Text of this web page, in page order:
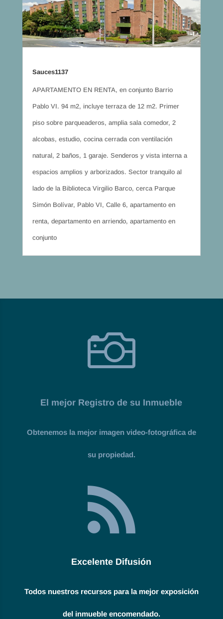
Sauces1137
APARTAMENTO EN RENTA, en conjunto Barrio
Pablo VI. 94 m2, incluye terraza de 12 m2. Primer
piso sobre parqueaderos, amplia sala comedor, 2
alcobas, estudio, cocina cerrada con ventilación
natural, 2 baños, 1 garaje. Senderos y vista interna a
espacios amplios y arborizados. Sector tranquilo al
lado de la Biblioteca Virgilio Barco, cerca Parque
Simón Bolívar, Pablo VI, Calle 6, apartamento en
renta, departamento en arriendo, apartamento en
conjunto

El mejor Registro de su Inmueble
Obtenemos la mejor imagen video-fotográfica de
su propiedad.

Excelente Difusión
Todos nuestros recursos para la mejor exposición
del inmueble encomendado.